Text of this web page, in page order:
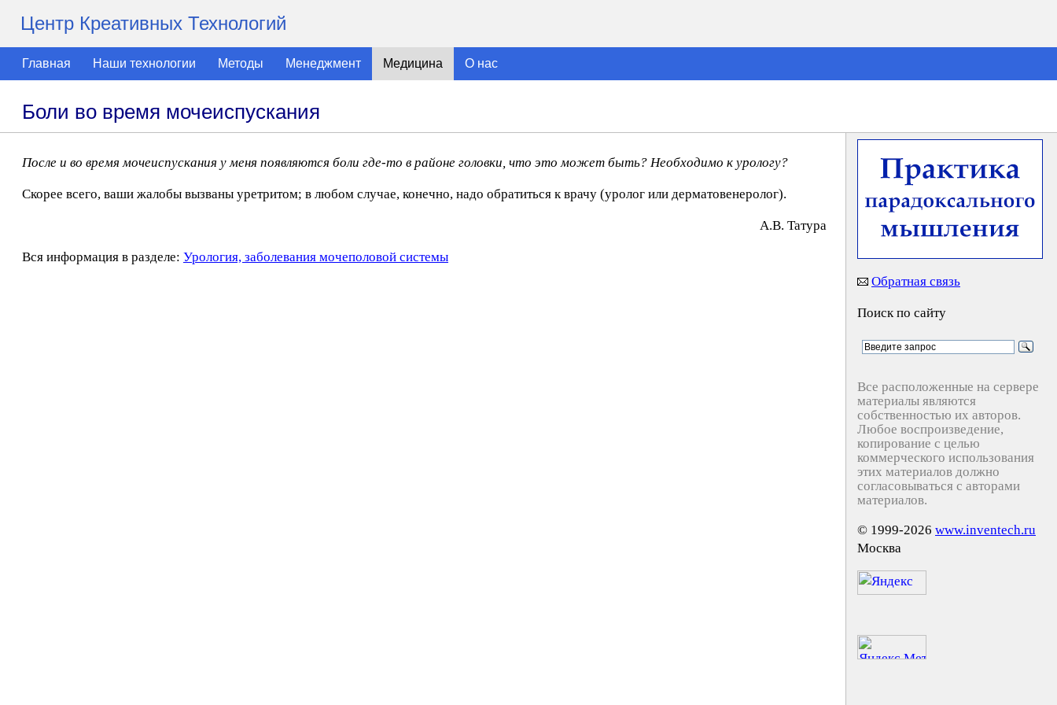
Центр Креативных Технологий
Главная Наши технологии Методы Менеджмент Медицина О нас
Боли во время мочеиспускания
После и во время мочеиспускания у меня появляются боли где-то в районе головки, что это может быть? Необходимо к урологу?
Скорее всего, ваши жалобы вызваны уретритом; в любом случае, конечно, надо обратиться к врачу (уролог или дерматовенеролог).
A.B. Taтypa
Вся информация в разделе: Урология, заболевания мочеполовой системы
Обратная связь
Поиск по сайту
Все расположенные на сервере
материалы являются
собственностью их авторов.
Любое воспроизведение,
копирование с целью
коммерческого использования
этих материалов должно
согласовываться с авторами
материалов.
© 1999-2026 www.inventech.ru
Москва